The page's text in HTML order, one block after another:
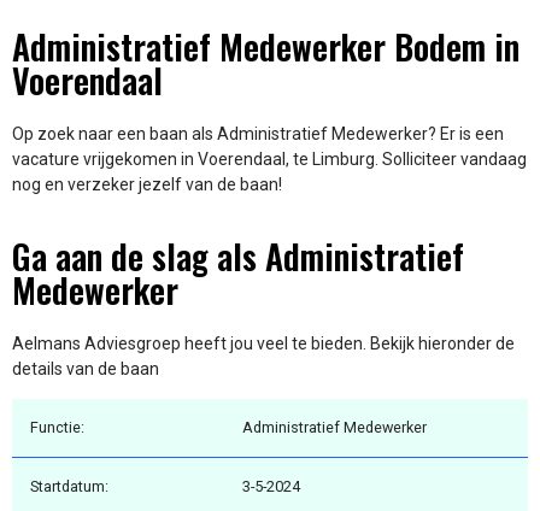
Administratief Medewerker Bodem in
Voerendaal
Op zoek naar een baan als Administratief Medewerker? Er is een
vacature vrijgekomen in Voerendaal, te Limburg. Solliciteer vandaag
nog en verzeker jezelf van de baan!
Ga aan de slag als Administratief
Medewerker
Aelmans Adviesgroep heeft jou veel te bieden. Bekijk hieronder de
details van de baan
Functie: Administratief Medewerker
Startdatum: 3-5-2024